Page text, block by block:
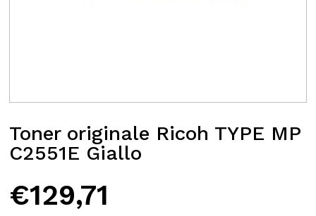
Toner originale Ricoh TYPE MP
C2551E Giallo
€129,71